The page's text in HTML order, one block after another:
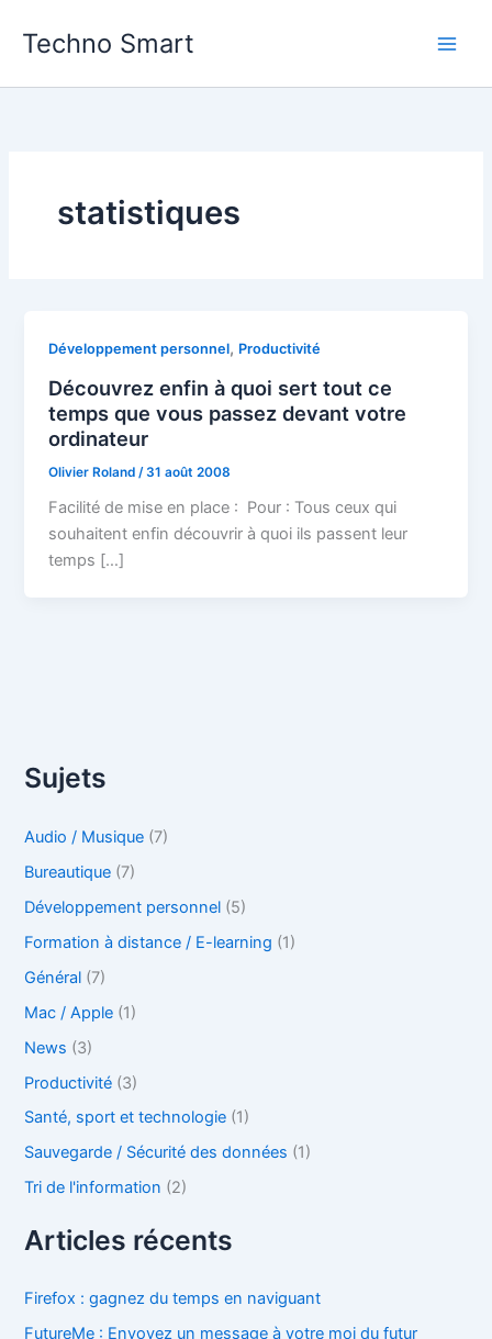
Techno Smart
statistiques
Développement personnel, Productivité
Découvrez enfin à quoi sert tout ce
temps que vous passez devant votre
ordinateur
Olivier Roland /31 août 2008
Facilité de mise en place : Pour : Tous ceux qui
souhaitent enfin découvrir à quoi ils passent leur
temps […]
Sujets
Audio / Musique (7)
Bureautique (7)
Développement personnel (5)
Formation à distance / E-learning (1)
Général (7)
Mac / Apple (1)
News (3)
Productivité (3)
Santé, sport et technologie (1)
Sauvegarde / Sécurité des données (1)
Tri de l'information (2)
Articles récents
Firefox : gagnez du temps en naviguant
FutureMe : Envoyez un message à votre moi du futur